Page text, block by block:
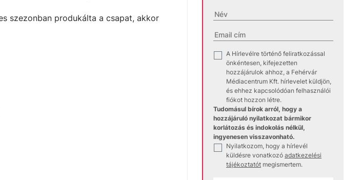
szezonban produkálta a csapat, akkor
✓
A Hírlevélre történő feliratkozással
önkéntesen, kifejezetten
hozzájárulok ahhoz, a Fehérvár
Médiacentrum Kft. hírlevelet küldjön,
és ehhez kapcsolódóan felhasználói
fiókot hozzon létre.
Tudomásul bírok arról, hogy a
hozzájáruló nyilatkozat bármikor
korlátozás és indokolás nélkül,
ingyenesen visszavonható.
✓
Nyilatkozom, hogy a hírlevél
küldésre vonatkozó adatkezelési
tájékoztatót megismertem.